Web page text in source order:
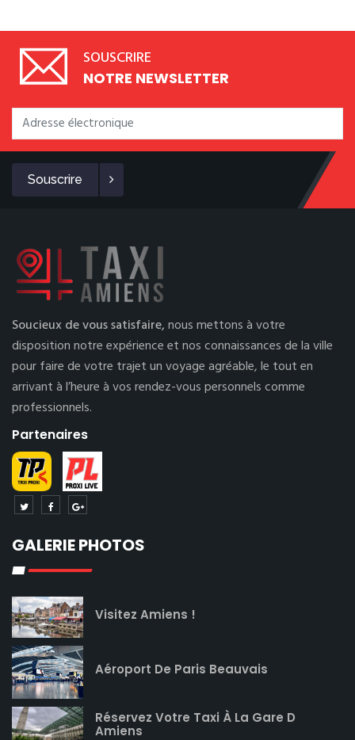
SOUSCRIRE
NOTRE NEWSLETTER
Souscrire
Soucieux de vous satisfaire,nous mettons à votre
disposition notre expérience et nos connaissances de la ville
pour faire de votre trajet un voyage agréable, le tout en
arrivant à l’heure à vos rendez-vous personnels comme
professionnels.
Partenaires
GALERIE PHOTOS
Visitez Amiens !
Aéroport De Paris Beauvais
Réservez Votre Taxi À La Gare D
Amiens